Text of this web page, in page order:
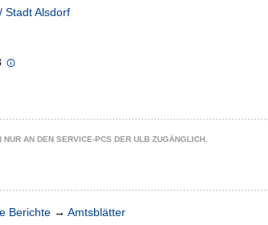
Stadt Alsdorf
AN DEN SERVICE-PCS DER ULB ZUGÄNGLICH.
Berichte → Amtsblätter